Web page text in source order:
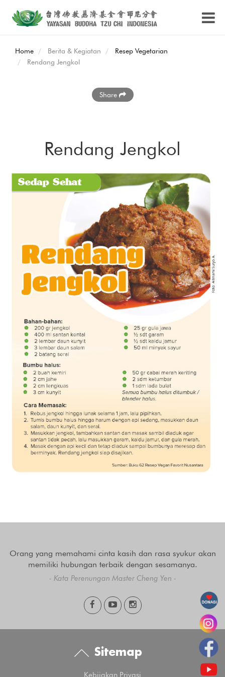
Home Berita & Kegiatan
Resep Vegetarian
Rendang Jengkol
Share
Rendang Jengkol
Orang yang memahami cinta kasih dan rasa syukur akan
memiliki hubungan terbaik dengan sesamanya.
- Kata Perenungan Master Cheng Yen -
Sitemap
Kebijakan Privasi